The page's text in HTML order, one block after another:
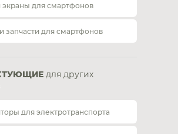
экраны для смартфонов
запчасти для смартфонов
для других
для электротранспорта